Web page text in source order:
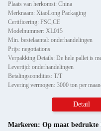
Plaats van herkomst: China
Merknaam: XiaoLong Packaging
Certificering: FSC,CE
Modelnummer: XL015
Min. bestelaantal: onderhandelingen
Prijs: negotiations
Levertijd: onderhandelingen
Betalingscondities: T/T
Levering vermogen: 3000 ton per
Detail
Markeren: Op maat bedrukte